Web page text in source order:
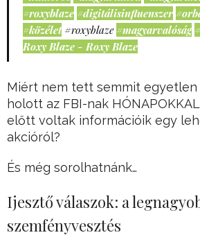
#roxyblaze #digitálisinfluenszer
#közélet #roxyblaze #magyarvalóság
Roxy Blaze - Roxy Blaze
Miért nem tett semmit egyetlen
holott az FBI-nak
előtt voltak információik egy
akcióról?
És még sorolhatnánk…
Ijesztő válaszok: a
szemfényvesztés